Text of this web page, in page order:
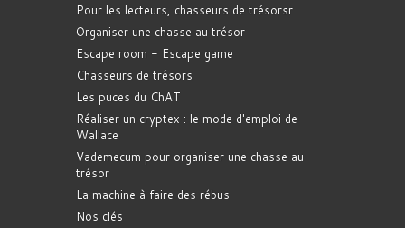
Pour les lecteurs, chasseurs de trésorsr
Organiser une chasse au trésor
Escape room - Escape game
Chasseurs de trésors
Les puces du ChAT
Réaliser un cryptex : le mode d'emploi de
Wallace
Vademecum pour organiser une chasse au
trésor
La machine à faire des rébus
Nos clés